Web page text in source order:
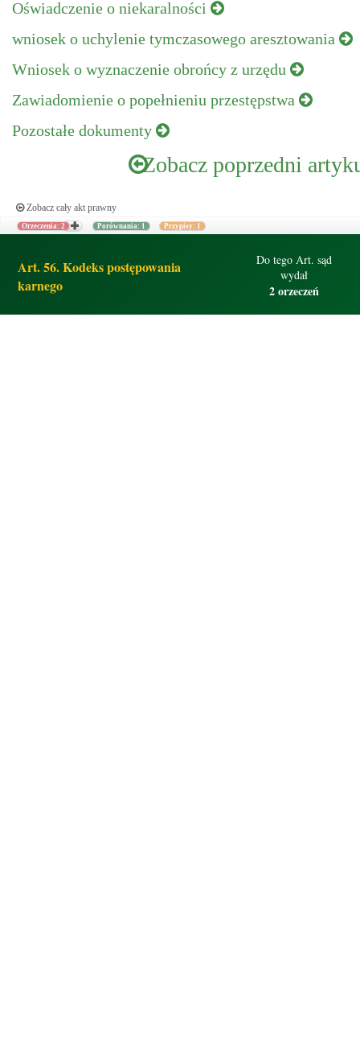
Oświadczenie o niekaralności
wniosek o uchylenie tymczasowego aresztowania
Wniosek o wyznaczenie obrońcy z urzędu
Zawiadomienie o popełnieniu przestępstwa
Pozostałe dokumenty
Zobacz poprzedni
Zobacz cały akt prawny
Orzeczenia: 2 Porównania: 1 Przypisy: 1
Art. 56. Kodeks postępowania
karnego
Do tego Art. sąd
wydał
2 orzeczeń